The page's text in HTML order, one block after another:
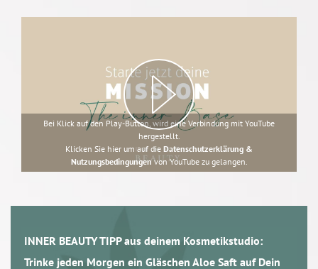
Bei Klick auf den Play-Button, wird eine Verbindung mit YouTube
hergestellt.
Klicken Sie hier um auf die Datenschutzerklärung &
Nutzungsbedingungenvon YouTube zu gelangen.
INNER BEAUTY TIPP aus deinem Kosmetikstudio:
Trinke jeden Morgen ein Gläschen Aloe Saft auf Dein